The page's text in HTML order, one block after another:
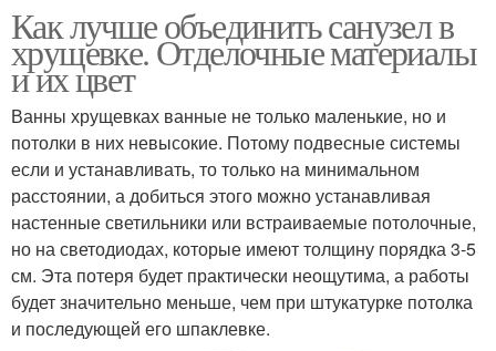
Как лучше объединить санузел в
хрущевке. Отделочные материалы
и их цвет
Ванны хрущевках ванные не только маленькие, но и
потолки в них невысокие. Потому подвесные системы
если и устанавливать, то только на минимальном
расстоянии, а добиться этого можно устанавливая
настенные светильники или встраиваемые потолочные,
но на светодиодах, которые имеют толщину порядка 3-5
см. Эта потеря будет практически неощутима, а работы
будет значительно меньше, чем при штукатурке потолка
и последующей его шпаклевке.